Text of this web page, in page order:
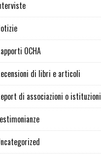
OCHA
di libri e articoli
di associazioni o istituzioni